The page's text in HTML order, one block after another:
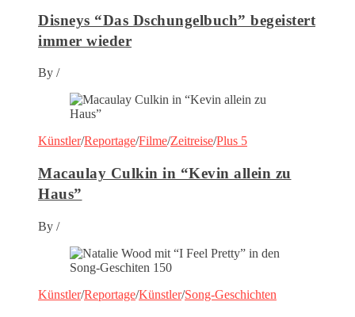
Disneys “Das Dschungelbuch” begeistert
immer wieder
By /
Künstler/Reportage/Filme/Zeitreise/Plus 5
Macaulay Culkin in “Kevin allein zu
Haus”
By /
Künstler/Reportage/Künstler/Song-Geschichten